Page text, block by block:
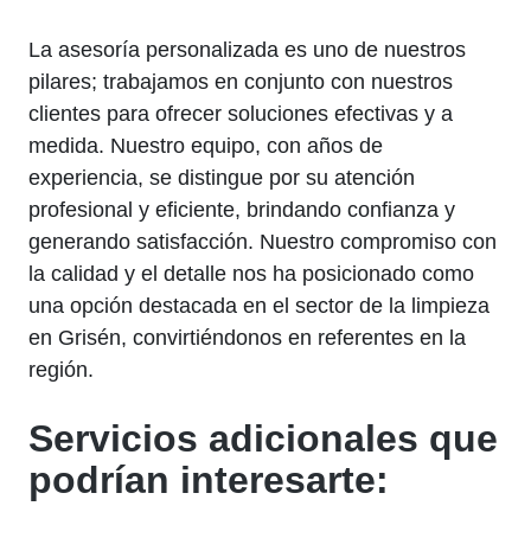
La asesoría personalizada es uno de nuestros
pilares; trabajamos en conjunto con nuestros
clientes para ofrecer soluciones efectivas y a
medida. Nuestro equipo, con años de
experiencia, se distingue por su atención
profesional y eficiente, brindando confianza y
generando satisfacción. Nuestro compromiso con
la calidad y el detalle nos ha posicionado como
una opción destacada en el sector de la limpieza
en Grisén, convirtiéndonos en referentes en la
región.
Servicios adicionales que
podrían interesarte: